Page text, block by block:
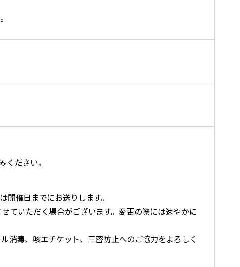
ださい。
催日までにお送りします。
ていただく場合がございます。変更の際には速やかに
消毒、咳エチケット、三密防止へのご協力をよろしく